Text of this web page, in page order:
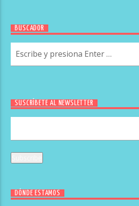
BUSCADOR
SUSCRÍBETE AL NEWSLETTER
DÓNDE ESTAMOS